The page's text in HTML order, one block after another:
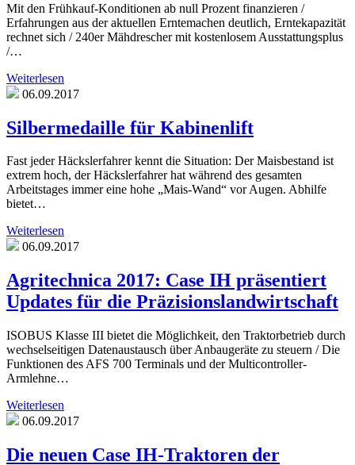
Mit den Frühkauf-Konditionen ab null Prozent finanzieren /
Erfahrungen aus der aktuellen Erntemachen deutlich, Erntekapazität
rechnet sich / 240er Mähdrescher mit kostenlosem Ausstattungsplus
/…
Weiterlesen
06.09.2017
Silbermedaille für Kabinenlift
Fast jeder Häckslerfahrer kennt die Situation: Der Maisbestand ist
extrem hoch, der Häckslerfahrer hat während des gesamten
Arbeitstages immer eine hohe „Mais-Wand“ vor Augen. Abhilfe
bietet…
Weiterlesen
06.09.2017
Agritechnica 2017: Case IH präsentiert
Updates für die Präzisionslandwirtschaft
ISOBUS Klasse III bietet die Möglichkeit, den Traktorbetrieb durch
wechselseitigen Datenaustausch über Anbaugeräte zu steuern / Die
Funktionen des AFS 700 Terminals und der Multicontroller-
Armlehne…
Weiterlesen
06.09.2017
Die neuen Case IH-Traktoren der